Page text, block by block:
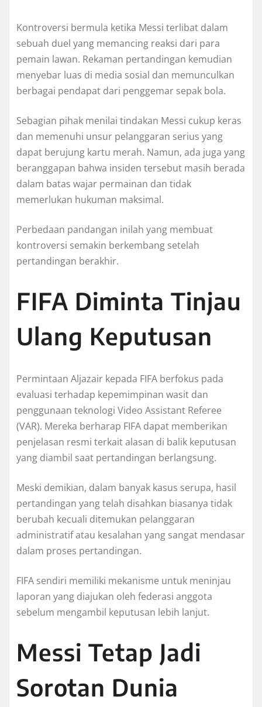
Kontroversi bermula ketika Messi terlibat dalam
sebuah duel yang memancing reaksi dari para
pemain lawan. Rekaman pertandingan kemudian
menyebar luas di media sosial dan memunculkan
berbagai pendapat dari penggemar sepak bola.
Sebagian pihak menilai tindakan Messi cukup keras
dan memenuhi unsur pelanggaran serius yang
dapat berujung kartu merah. Namun, ada juga yang
beranggapan bahwa insiden tersebut masih berada
dalam batas wajar permainan dan tidak
memerlukan hukuman maksimal.
Perbedaan pandangan inilah yang membuat
kontroversi semakin berkembang setelah
pertandingan berakhir.
FIFA Diminta Tinjau
Ulang Keputusan
Permintaan Aljazair kepada FIFA berfokus pada
evaluasi terhadap kepemimpinan wasit dan
penggunaan teknologi Video Assistant Referee
(VAR). Mereka berharap FIFA dapat memberikan
penjelasan resmi terkait alasan di balik keputusan
yang diambil saat pertandingan berlangsung.
Meski demikian, dalam banyak kasus serupa, hasil
pertandingan yang telah disahkan biasanya tidak
berubah kecuali ditemukan pelanggaran
administratif atau kesalahan yang sangat mendasar
dalam proses pertandingan.
FIFA sendiri memiliki mekanisme untuk meninjau
laporan yang diajukan oleh federasi anggota
sebelum mengambil keputusan lebih lanjut.
Messi Tetap Jadi
Sorotan Dunia